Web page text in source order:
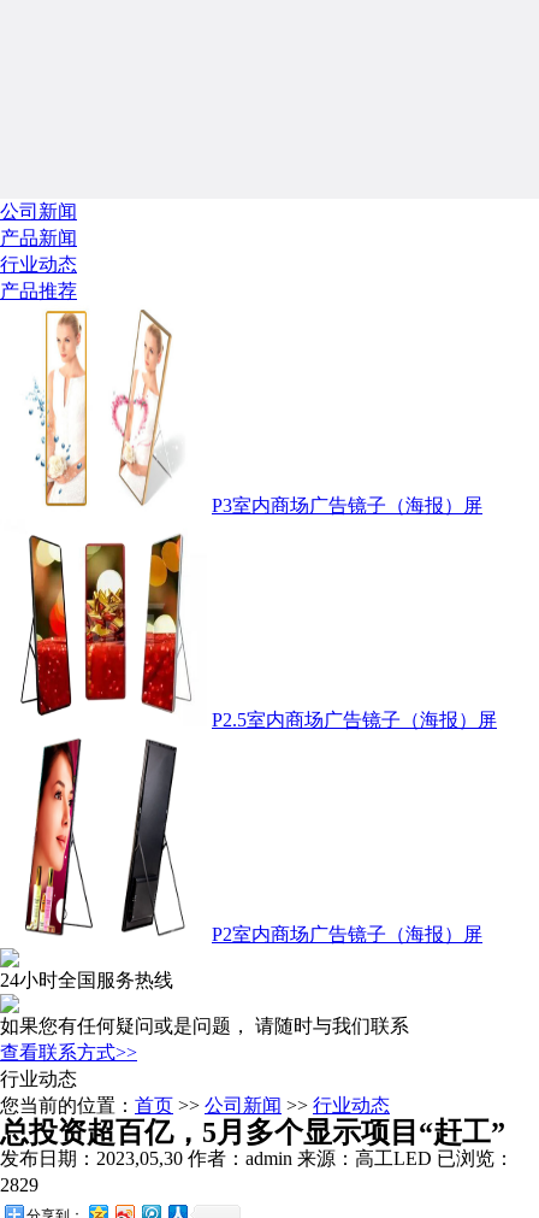
公司新闻
产品新闻
行业动态
产品推荐
P3室内商场广告镜子（海报）屏
P2.5室内商场广告镜子（海报）屏
P2室内商场广告镜子（海报）屏
24小时全国服务热线
如果您有任何疑问或是问题， 请随时与我们联系
查看联系方式>>
行业动态
您当前的位置： 首页 >> 公司新闻 >> 行业动态
总投资超百亿，5月多个显示项目“赶工”
发布日期：2023,05,30 作者：admin 来源：高工LED 已浏览：
2829